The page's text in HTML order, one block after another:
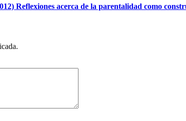
Reflexiones acerca de la parentalidad como